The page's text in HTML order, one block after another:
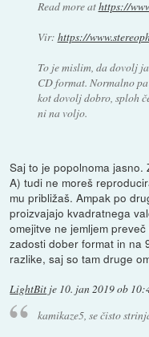
Read more athttps://
Vir: https://
To je mislim, da dovolj
CD format. Normalno
kot dovolj dobro, sploh
ni na voljo.
Saj to je popolnoma jasno.
A) tudi ne moreš
mu približaš. Ampak po
proizvajajo kvadratnega
omejitve ne jemljem
zadosti dober format in na
razlike, saj so tam druge
LightBit je 10. jan 2019 ob
kamikaze5, se čisto